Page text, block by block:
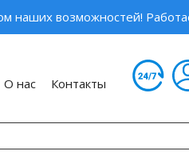
наших возможностей!
О нас Контакты